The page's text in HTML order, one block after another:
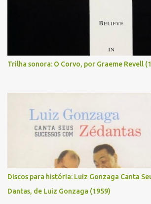
Trilha sonora: O Corvo, por Graeme Revell
Discos para história: Luiz Gonzaga Canta
Dantas, de Luiz Gonzaga (1959)